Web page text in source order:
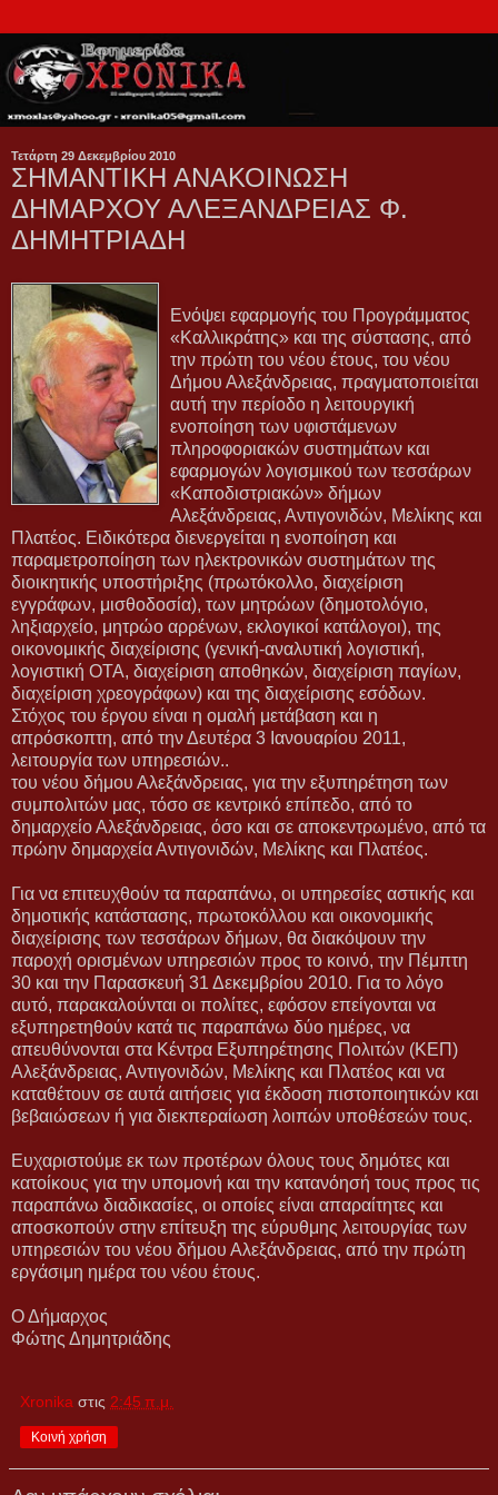
Τετάρτη 29 Δεκεμβρίου 2010
ΣΗΜΑΝΤΙΚΗ ΑΝΑΚΟΙΝΩΣΗ
ΔΗΜΑΡΧΟΥ ΑΛΕΞΑΝΔΡΕΙΑΣ Φ.
ΔΗΜΗΤΡΙΑΔΗ
Ενόψει εφαρμογής του Προγράμματος
«Καλλικράτης» και της σύστασης, από
την πρώτη του νέου έτους, του νέου
Δήμου Αλεξάνδρειας, πραγματοποιείται
αυτή την περίοδο η λειτουργική
ενοποίηση των υφιστάμενων
πληροφοριακών συστημάτων και
εφαρμογών λογισμικού των τεσσάρων
«Καποδιστριακών» δήμων
Αλεξάνδρειας, Αντιγονιδών, Μελίκης και
Πλατέος. Ειδικότερα διενεργείται η ενοποίηση και
παραμετροποίηση των ηλεκτρονικών συστημάτων της
διοικητικής υποστήριξης (πρωτόκολλο, διαχείριση
εγγράφων, μισθοδοσία), των μητρώων (δημοτολόγιο,
ληξιαρχείο, μητρώο αρρένων, εκλογικοί κατάλογοι), της
οικονομικής διαχείρισης (γενική-αναλυτική λογιστική,
λογιστική ΟΤΑ, διαχείριση αποθηκών, διαχείριση παγίων,
διαχείριση χρεογράφων) και της διαχείρισης εσόδων.
Στόχος του έργου είναι η ομαλή μετάβαση και η
απρόσκοπτη, από την Δευτέρα 3 Ιανουαρίου 2011,
λειτουργία των υπηρεσιών..
του νέου δήμου Αλεξάνδρειας, για την εξυπηρέτηση των
συμπολιτών μας, τόσο σε κεντρικό επίπεδο, από το
δημαρχείο Αλεξάνδρειας, όσο και σε αποκεντρωμένο, από τα
πρώην δημαρχεία Αντιγονιδών, Μελίκης και Πλατέος.
Για να επιτευχθούν τα παραπάνω, οι υπηρεσίες αστικής και
δημοτικής κατάστασης, πρωτοκόλλου και οικονομικής
διαχείρισης των τεσσάρων δήμων, θα διακόψουν την
παροχή ορισμένων υπηρεσιών προς το κοινό, την Πέμπτη
30 και την Παρασκευή 31 Δεκεμβρίου 2010. Για το λόγο
αυτό, παρακαλούνται οι πολίτες, εφόσον επείγονται να
εξυπηρετηθούν κατά τις παραπάνω δύο ημέρες, να
απευθύνονται στα Κέντρα Εξυπηρέτησης Πολιτών (ΚΕΠ)
Αλεξάνδρειας, Αντιγονιδών, Μελίκης και Πλατέος και να
καταθέτουν σε αυτά αιτήσεις για έκδοση πιστοποιητικών και
βεβαιώσεων ή για διεκπεραίωση λοιπών υποθέσεών τους.
Ευχαριστούμε εκ των προτέρων όλους τους δημότες και
κατοίκους για την υπομονή και την κατανόησή τους προς τις
παραπάνω διαδικασίες, οι οποίες είναι απαραίτητες και
αποσκοπούν στην επίτευξη της εύρυθμης λειτουργίας των
υπηρεσιών του νέου δήμου Αλεξάνδρειας, από την πρώτη
εργάσιμη ημέρα του νέου έτους.
Ο Δήμαρχος
Φώτης Δημητριάδης
Xronika στις 2:45 π.μ.
Κοινή χρήση